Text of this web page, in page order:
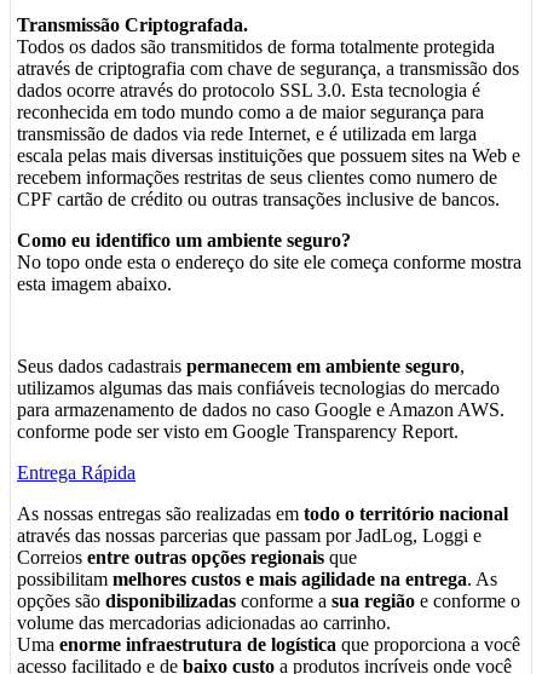
Transmissão Criptografada.
Todos os dados são transmitidos de forma totalmente protegida
através de criptografia com chave de segurança, a transmissão dos
dados ocorre através do protocolo SSL 3.0. Esta tecnologia é
reconhecida em todo mundo como a de maior segurança para
transmissão de dados via rede Internet, e é utilizada em larga
escala pelas mais diversas instituições que possuem sites na Web e
recebem informações restritas de seus clientes como numero de
CPF cartão de crédito ou outras transações inclusive de bancos.
Como eu identifico um ambiente seguro?
No topo onde esta o endereço do site ele começa conforme mostra
esta imagem abaixo.
Seus dados cadastrais permanecem em ambiente seguro,
utilizamos algumas das mais confiáveis tecnologias do mercado
para armazenamento de dados no caso Google e Amazon AWS.
conforme pode ser visto em Google Transparency Report.
Entrega Rápida
As nossas entregas são realizadas em todo o território nacional
através das nossas parcerias que passam por JadLog, Loggi e
Correios entre outras opções regionais que
possibilitam melhores custos e mais agilidade na entrega. As
opções são disponibilizadas conforme a sua região e conforme o
volume das mercadorias adicionadas ao carrinho.
Uma enorme infraestrutura de logística que proporciona a você
acesso facilitado e de baixo custo a produtos incríveis onde você